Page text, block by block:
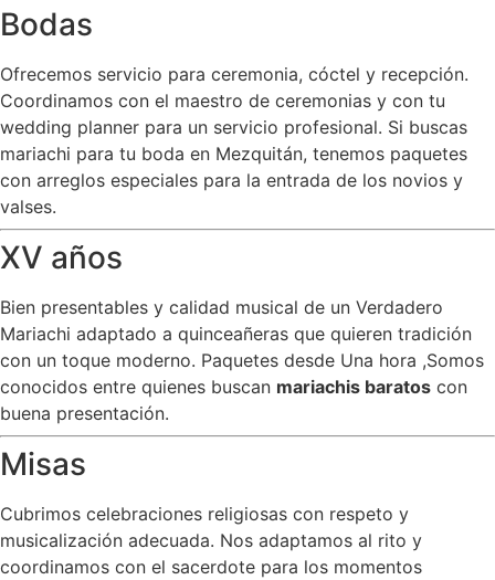
Bodas
Ofrecemos servicio para ceremonia, cóctel y recepción.
Coordinamos con el maestro de ceremonias y con tu
wedding planner para un servicio profesional. Si buscas
mariachi para tu boda en Mezquitán, tenemos paquetes
con arreglos especiales para la entrada de los novios y
valses.
XV años
Bien presentables y calidad musical de un Verdadero
Mariachi adaptado a quinceañeras que quieren tradición
con un toque moderno. Paquetes desde Una hora ,Somos
conocidos entre quienes buscan mariachis baratos con
buena presentación.
Misas
Cubrimos celebraciones religiosas con respeto y
musicalización adecuada. Nos adaptamos al rito y
coordinamos con el sacerdote para los momentos